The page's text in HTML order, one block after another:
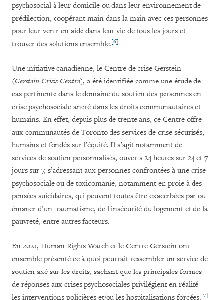
psychosocial à leur domicile ou dans leur environnement de
prédilection, coopérant main dans la main avec ces personnes
pour leur venir en aide dans leur vie de tous les jours et
trouver des solutions ensemble.[6]
Une initiative canadienne, le Centre de crise Gerstein
(Gerstein Crisis Centre), a été identifiée comme une étude de
cas pertinente dans le domaine du soutien des personnes en
crise psychosociale ancré dans les droits communautaires et
humains. En effet, depuis plus de trente ans, ce Centre offre
aux communautés de Toronto des services de crise sécurisés,
humains et fondés sur l’équité. Il s’agit notamment de
services de soutien personnalisés, ouverts 24 heures sur 24 et 7
jours sur 7, s’adressant aux personnes confrontées à une crise
psychosociale ou de toxicomanie, notamment en proie à des
pensées suicidaires, qui peuvent toutes être exacerbées par ou
émaner d’un traumatisme, de l’insécurité du logement et de la
pauvreté, entre autres facteurs.
En 2021, Human Rights Watch et le Centre Gerstein ont
ensemble présenté ce à quoi pourrait ressembler un service de
soutien axé sur les droits, sachant que les principales formes
de réponses aux crises psychosociales privilégient en réalité
les interventions policières et/ou les hospitalisations forcées.[7]